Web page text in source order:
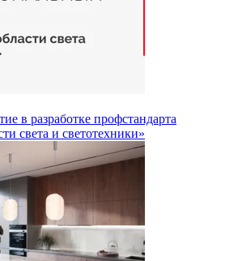
в разработке профстандарта
света и светотехники»